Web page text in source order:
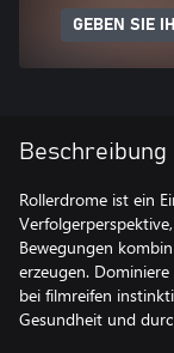
GEBEN SIE
Beschreibung
Rollerdrome ist ein
Bewegungen
erzeugen.
bei filmreifen
Gesundheit und